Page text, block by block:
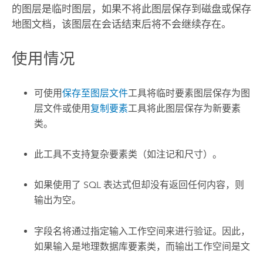
的图层是临时图层，如果不将此图层保存到磁盘或保存
地图文档，该图层在会话结束后将不会继续存在。
使用情况
可使用保存至图层文件工具将临时要素图层保存为图
层文件或使用 复制要素工具将此图层保存为新要素
类。
此工具不支持复杂要素类（如注记和尺寸）。
如果使用了 SQL 表达式但却没有返回任何内容，则
输出为空。
字段名将通过指定输入工作空间来进行验证。因此，
如果输入是地理数据库要素类，而输出工作空间是文